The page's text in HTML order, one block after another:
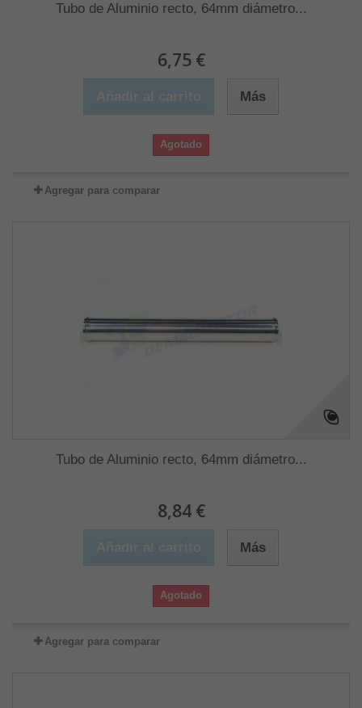
Tubo de Aluminio recto, 64mm diámetro...
6,75 €
Más
Agotado
Agregar para comparar
Tubo de Aluminio recto, 64mm diámetro...
8,84 €
Más
Agotado
Agregar para comparar